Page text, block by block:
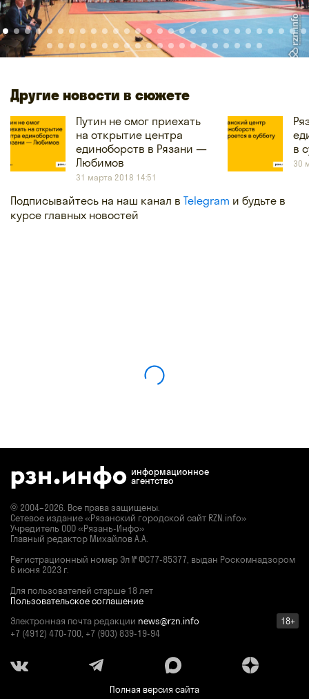
Другие новости в сюжете
Путин не смог приехать
на открытие центра
единоборств в Рязани —
Любимов
31 марта 2018 14:51
в
30
Подписывайтесь на наш канал в Telegram и будьте в
курсе главных новостей
информационное
агентство
© 2004–2026. Все права защищены.
Сетевое издание «Рязанский городской сайт RZN.info»
Учредитель ООО «Рязань-Инфо»
Главный редактор Михайлов А.А.
Регистрационный номер Эл № ФС77-85377, выдан Роскомнадзором
6 июня 2023 г.
Для пользователей старше 18 лет
Пользовательское соглашение
Электронная почта редакции news@rzn.info
18+
+7 (4912) 470-700, +7 (903) 839-19-94
Полная версия сайта